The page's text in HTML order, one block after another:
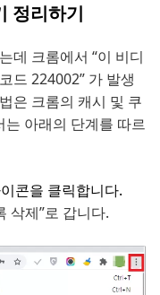
정리하기
데 크롬에서 “이 비디
드 224002” 가 발생
은 크롬의 캐시 및 쿠
아래의 단계를 따르
콘을 클릭합니다.
삭제”로 갑니다.